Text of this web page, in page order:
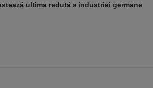
ultima redută a industriei germane